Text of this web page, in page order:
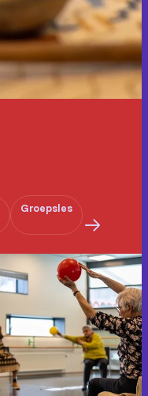
Groepsles